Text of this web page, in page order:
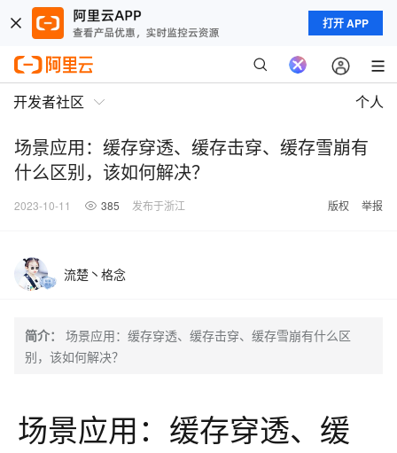
打开 APP
开发者社区 个人
场景应用：缓存穿透、缓存击穿、缓存雪崩有
什么区别，该如何解决？
2023-10-11 385 发布于浙江 版权 举报
流楚丶格念
简介：
场景应用：缓存穿透、缓存击穿、缓存雪崩有什么区
别，该如何解决？
场景应用：缓存穿透、缓